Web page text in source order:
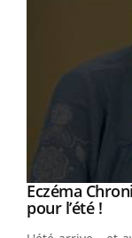
Youtube
Eczéma
pour l’été !